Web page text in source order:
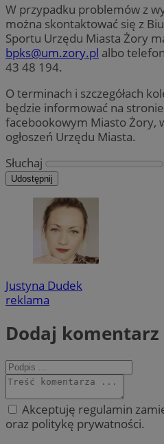
W przypadku problemów z
można skontaktować się z
Sportu Urzędu Miasta Żory
bpks@um.zory.pl albo
43 48 194.
O terminach i szczegółach
będzie informować na stronie
facebookowym Miasto Żory,
ogłoszeń Urzędu Miasta.
Słuchaj
Udostępnij
Justyna Dudek
reklama
Dodaj komentarz
Akceptuję regulamin
oraz politykę prywatności.